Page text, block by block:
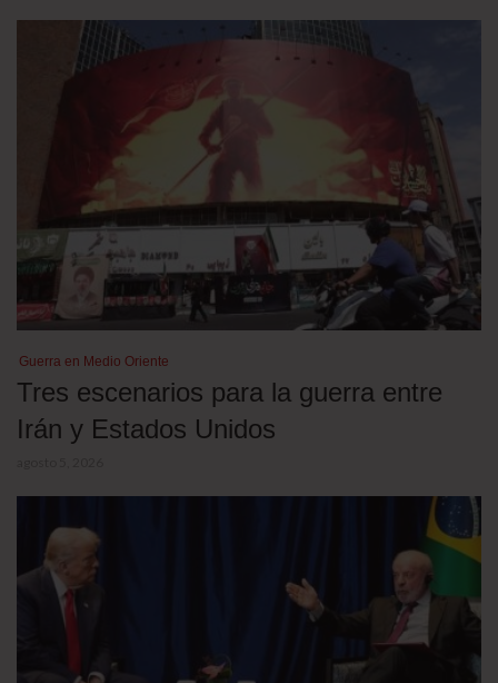
Guerra en Medio Oriente
Tres escenarios para la guerra entre
Irán y Estados Unidos